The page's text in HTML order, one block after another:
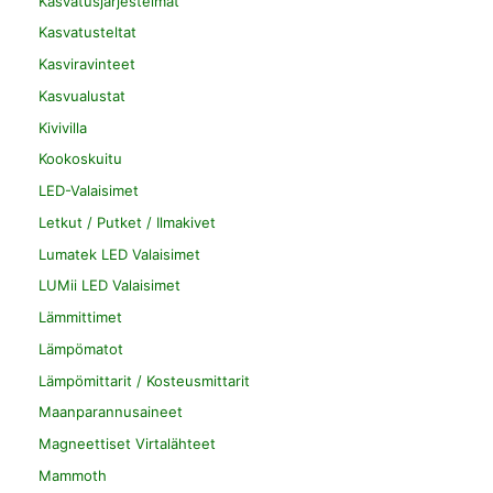
Kasvatusteltat
Kasviravinteet
Kasvualustat
Kivivilla
Kookoskuitu
LED-Valaisimet
Letkut / Putket / Ilmakivet
Lumatek LED Valaisimet
LUMii LED Valaisimet
Lämmittimet
Lämpömatot
Lämpömittarit / Kosteusmittarit
Maanparannusaineet
Magneettiset Virtalähteet
Mammoth